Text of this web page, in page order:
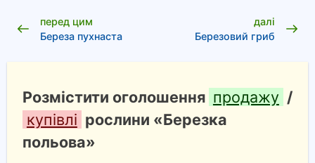
перед цим
Береза пухнаста
далі
Березовий гриб
Розмістити оголошення продажу /
купівлі рослини «Березка
польова»